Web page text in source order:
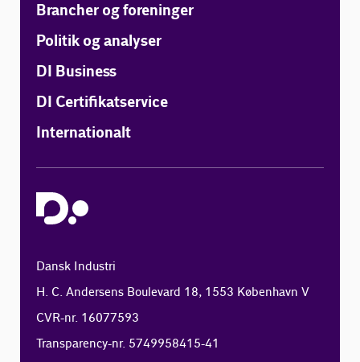
Brancher og foreninger
Politik og analyser
DI Business
DI Certifikatservice
Internationalt
Dansk Industri
H. C. Andersens Boulevard 18, 1553 København V
CVR-nr. 16077593
Transparency-nr. 5749958415-41